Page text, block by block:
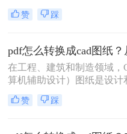
换为CAD格式（如DWG或
以便进行进一步的编辑、修
将介绍几种常用的PDF转
法。
赞 踩
在工程、建筑和制造领域，
算机辅助设计）图纸是设计
核心。然而，我们常常会遇
手的问题：客户、合作方或
作为一种通用的浏览格式，
赞 踩